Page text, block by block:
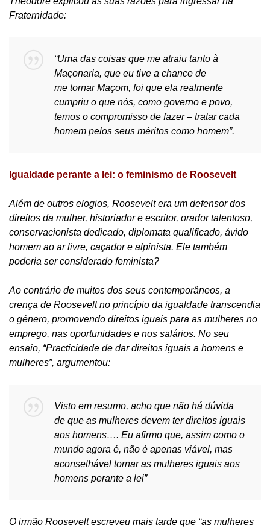
Fraternidade:
“Uma das coisas que me atraiu tanto à
Maçonaria, que eu tive a chance de
me tornar Maçom, foi que ela realmente
cumpriu o que nós, como governo e povo,
temos o compromisso de fazer – tratar cada
homem pelos seus méritos como homem”.
Igualdade perante a lei: o feminismo de Roosevelt
Além de outros elogios, Roosevelt era um defensor dos
direitos da mulher, historiador e escritor, orador talentoso,
conservacionista dedicado, diplomata qualificado, ávido
homem ao ar livre, caçador e alpinista. Ele também
poderia ser considerado feminista?
Ao contrário de muitos dos seus contemporâneos, a
crença de Roosevelt no princípio da igualdade transcendia
o género, promovendo direitos iguais para as mulheres no
emprego, nas oportunidades e nos salários. No seu
ensaio, “Practicidade de dar direitos iguais a homens e
mulheres”, argumentou:
Visto em resumo, acho que não há dúvida
de que as mulheres devem ter direitos iguais
aos homens…. Eu afirmo que, assim como o
mundo agora é, não é apenas viável, mas
aconselhável tornar as mulheres iguais aos
homens perante a lei”
O irmão Roosevelt escreveu mais tarde que “as mulheres